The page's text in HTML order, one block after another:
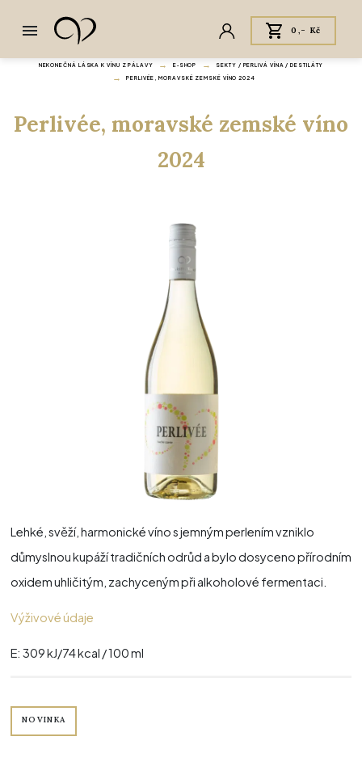
0,- Kč
NEKONEČNÁ LÁSKA K VÍNU Z PÁLAVY E‑SHOP SEKTY / PERLIVÁ VÍNA / DESTILÁTY
PERLIVÉE, MORAVSKÉ ZEMSKÉ VÍNO 2024
Perlivée, moravské zemské víno
2024
Lehké, svěží, harmonické víno s jemným perlením vzniklo
důmyslnou kupáží tradičních odrůd a bylo dosyceno přírodním
oxidem uhličitým, zachyceným při alkoholové fermentaci.
Výživové údaje
E: 309 kJ/74 kcal / 100 ml
NOVINKA